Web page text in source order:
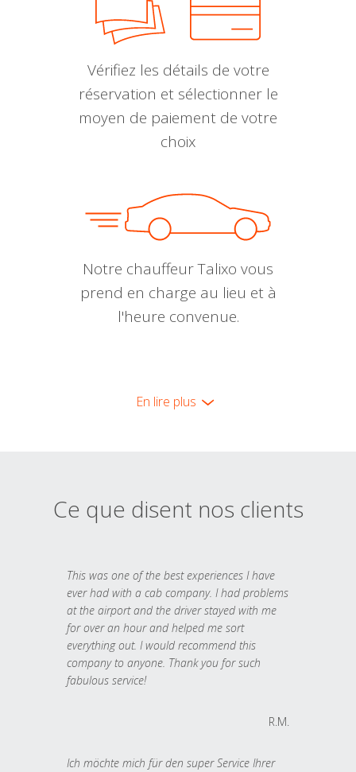
Vérifiez les détails de votre
réservation et sélectionner le
moyen de paiement de votre
choix
Notre chauffeur Talixo vous
prend en charge au lieu et à
l'heure convenue.
En lire plus
Ce que disent nos clients
This was one of the best experiences I have
ever had with a cab company. I had problems
at the airport and the driver stayed with me
for over an hour and helped me sort
everything out. I would recommend this
company to anyone. Thank you for such
fabulous service!
R.M.
Ich möchte mich für den super Service Ihrer